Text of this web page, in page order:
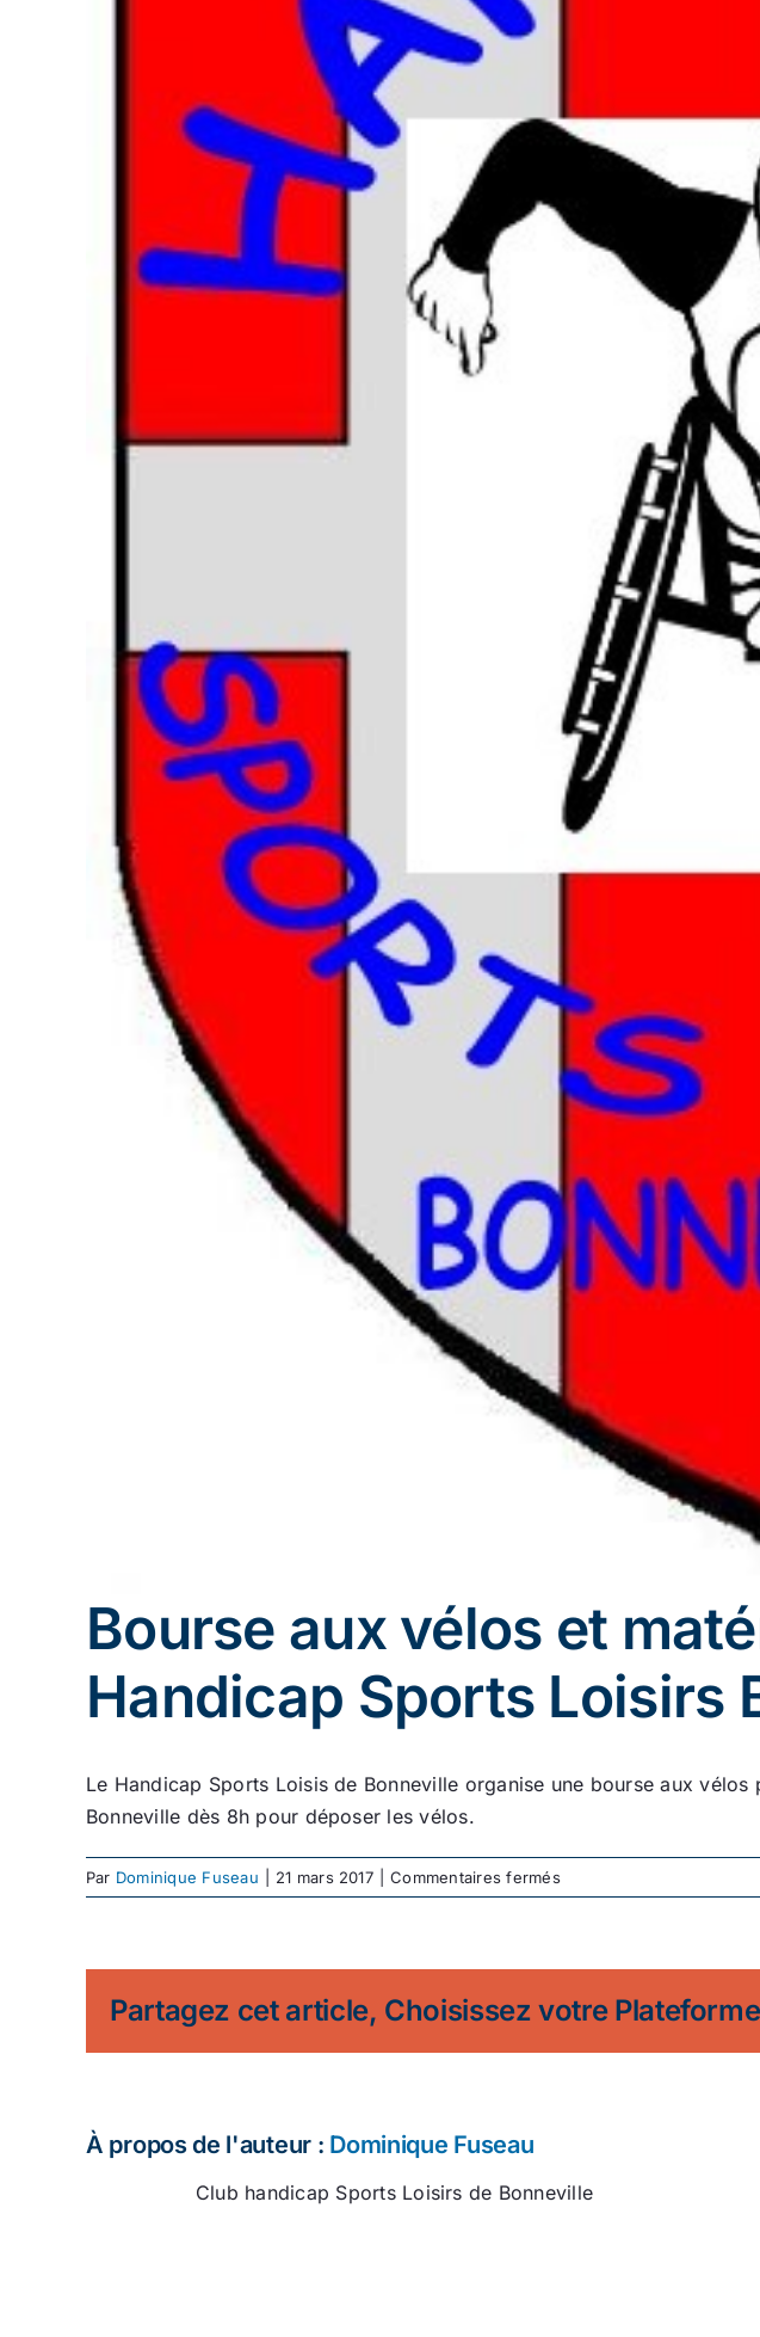
Bourse aux vélos et
Handicap Sports Loisirs
Le Handicap Sports Loisis de Bonneville organise une bourse aux
Bonneville dès 8h pour déposer les vélos.
Par Dominique Fuseau 21 mars 2017 Commentaires ferméssur
Bourse
matériels
Bonneville
Partagez cet article, Choisissez votre
À propos de l'auteur : Dominique Fuseau
Club handicap Sports Loisirs de Bonneville